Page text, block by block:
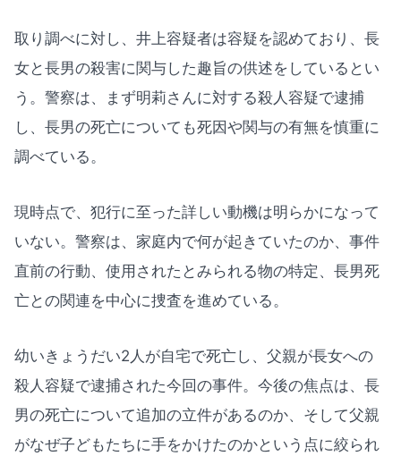
取り調べに対し、井上容疑者は容疑を認めており、長
女と長男の殺害に関与した趣旨の供述をしているとい
う。警察は、まず明莉さんに対する殺人容疑で逮捕
し、長男の死亡についても死因や関与の有無を慎重に
調べている。
現時点で、犯行に至った詳しい動機は明らかになって
いない。警察は、家庭内で何が起きていたのか、事件
直前の行動、使用されたとみられる物の特定、長男死
亡との関連を中心に捜査を進めている。
幼いきょうだい2人が自宅で死亡し、父親が長女への
殺人容疑で逮捕された今回の事件。今後の焦点は、長
男の死亡について追加の立件があるのか、そして父親
がなぜ子どもたちに手をかけたのかという点に絞られ